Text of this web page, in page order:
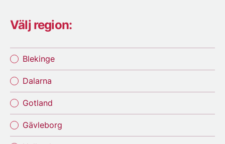
Välj region:
Blekinge
Dalarna
Gotland
Gävleborg